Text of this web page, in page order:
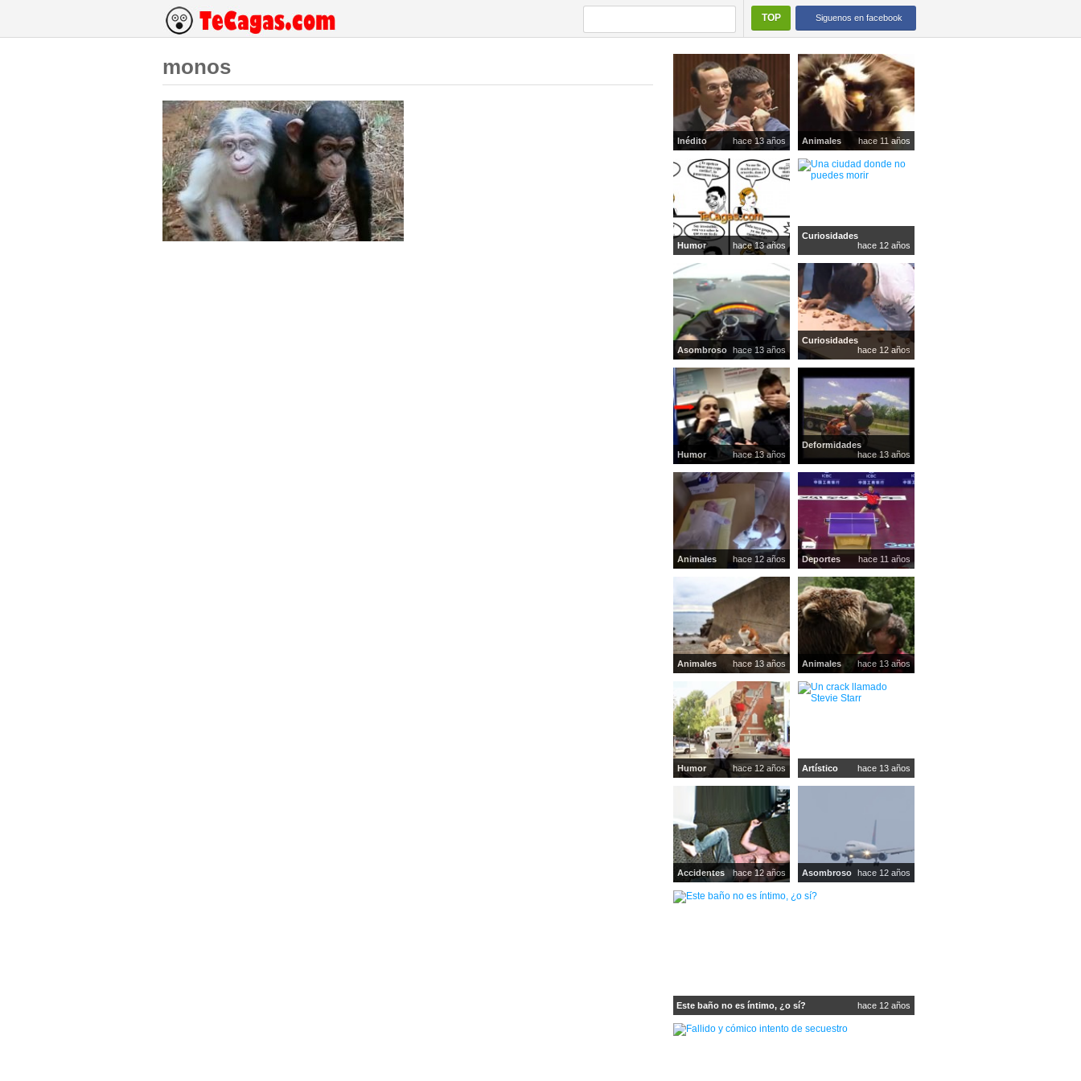
Siguenos en facebook
TOP
monos
Inédito hace 13 años Animales hace 11 años
Humor hace 13 años
Curiosidades
hace 12 años
Asombroso hace 13 años
Curiosidades
hace 12 años
Humor hace 13 años
Deformidades
hace 13 años
Animales hace 12 años Deportes hace 11 años
Animales hace 13 años Animales hace 13 años
Humor hace 12 años Artístico hace 13 años
Accidentes hace 12 años Asombroso hace 12 años
Este baño no es íntimo, ¿o sí? hace 12 años